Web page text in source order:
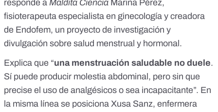
responde a Maldita Ciencia Marina Pérez,
fisioterapeuta especialista en ginecología y creadora
de Endofem, un proyecto de investigación y
divulgación sobre salud menstrual y hormonal.
Explica que “una menstruación saludable no duele.
Sí puede producir molestia abdominal, pero sin que
precise el uso de analgésicos o sea incapacitante”. En
la misma línea se posiciona Xusa Sanz, enfermera